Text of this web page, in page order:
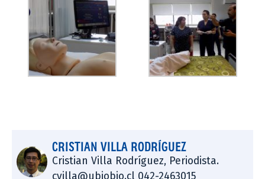
CRISTIAN VILLA RODRÍGUEZ
Cristian Villa Rodríguez, Periodista.
cvilla@ubiobio.cl 042-2463015